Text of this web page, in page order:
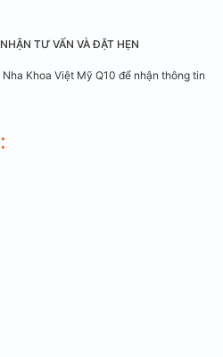
TƯ VẤN VÀ ĐẶT HẸN
Khoa Việt Mỹ Q10 để nhận thông tin